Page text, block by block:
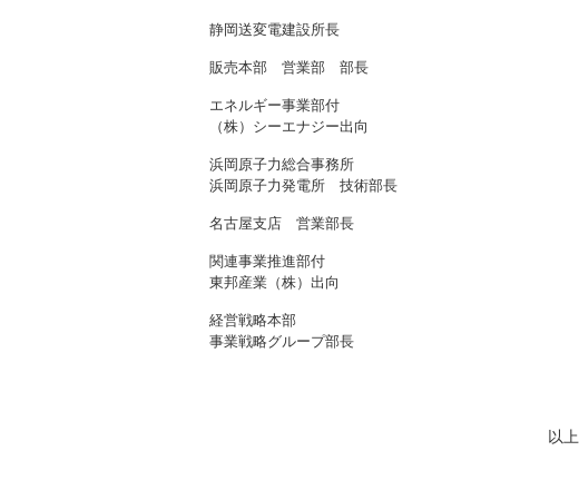
静岡送変電建設所長
販売本部 営業部 部長
エネルギー事業部付
（株）シーエナジー出向
浜岡原子力総合事務所
浜岡原子力発電所 技術部長
名古屋支店 営業部長
関連事業推進部付
東邦産業（株）出向
経営戦略本部
事業戦略グループ部長
以上